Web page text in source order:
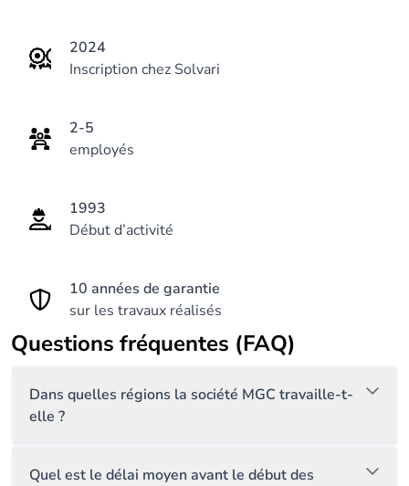
2024
Inscription chez Solvari
2-5
employés
1993
Début d’activité
10 années de garantie
sur les travaux réalisés
Questions fréquentes (FAQ)
Dans quelles régions la société MGC travaille-t-
elle ?
Quel est le délai moyen avant le début des